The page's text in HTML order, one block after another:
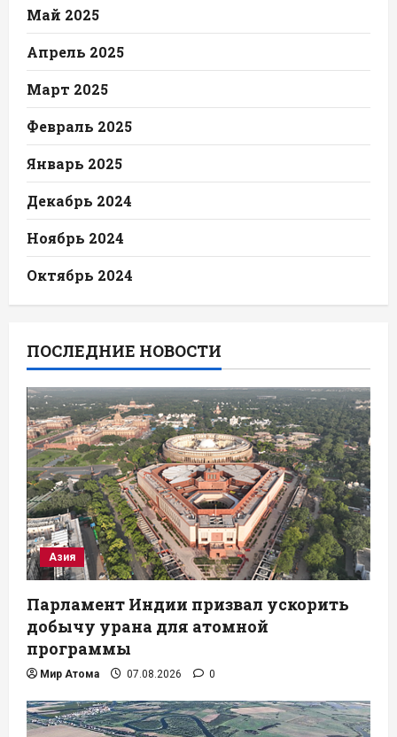
Май 2025
Апрель 2025
Март 2025
Февраль 2025
Январь 2025
Декабрь 2024
Ноябрь 2024
Октябрь 2024
ПОСЛЕДНИЕ НОВОСТИ
Азия
Парламент Индии призвал ускорить
добычу урана для атомной
программы
Мир Атома 07.08.2026 0